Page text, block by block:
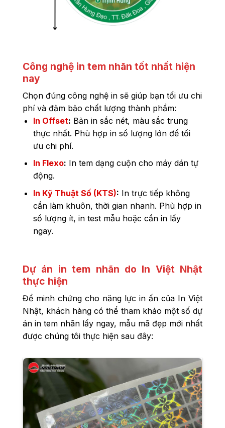
Công nghệ in tem nhãn tốt nhất hiện
nay
Chọn đúng công nghệ in sẽ giúp bạn tối ưu chi
phí và đảm bảo chất lượng thành phẩm:
In Offset: Bản in sắc nét, màu sắc trung
thực nhất. Phù hợp in số lượng lớn để tối
ưu chi phí.
In Flexo: In tem dạng cuộn cho máy dán tự
động.
In Kỹ Thuật Số (KTS): In trực tiếp không
cần làm khuôn, thời gian nhanh. Phù hợp in
số lượng ít, in test mẫu hoặc cần in lấy
ngay.
Dự án in tem nhãn do In Việt Nhật
thực hiện
Để minh chứng cho năng lực in ấn của In Việt
Nhật, khách hàng có thể tham khảo một số dự
án in tem nhãn lấy ngay, mẫu mã đẹp mới nhất
được chúng tôi thực hiện sau đây: